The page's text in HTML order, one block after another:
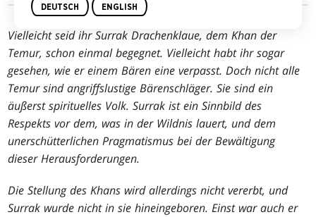
Vielleicht seid ihr Surrak Drachenklaue, dem Khan der
Temur, schon einmal begegnet. Vielleicht habt ihr sogar
gesehen, wie er einem Bären eine verpasst. Doch nicht alle
Temur sind angriffslustige Bärenschläger. Sie sind ein
äußerst spirituelles Volk. Surrak ist ein Sinnbild des
Respekts vor dem, was in der Wildnis lauert, und dem
unerschütterlichen Pragmatismus bei der Bewältigung
dieser Herausforderungen.
Die Stellung des Khans wird allerdings nicht vererbt, und
Surrak wurde nicht in sie hineingeboren. Einst war auch er
DEUTSCH ENGLISH